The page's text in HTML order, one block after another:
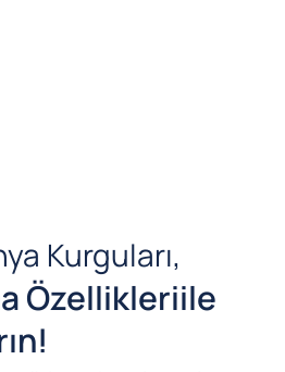
Kurguları,
Özellikleriile